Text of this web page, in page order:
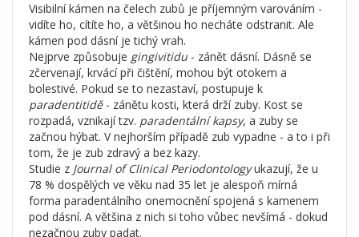
Visibilní kámen na čelech zubů je příjemným varováním -
vidíte ho, cítíte ho, a většinou ho necháte odstranit. Ale
kámen pod dásní je tichý vrah.
Nejprve způsobuje gingivitidu - zánět dásní. Dásně se
zčervenají, krvácí při čištění, mohou být otokem a
bolestivé. Pokud se to nezastaví, postupuje k
paradentitidě- zánětu kosti, která drží zuby. Kost se
rozpadá, vznikají tzv. paradentální kapsy, a zuby se
začnou hýbat. V nejhorším případě zub vypadne - a to i při
tom, že je zub zdravý a bez kazy.
Studie z Journal of Clinical Periodontologyukazují, že u
78 % dospělých ve věku nad 35 let je alespoň mírná
forma paradentálního onemocnění spojená s kamenem
pod dásní. A většina z nich si toho vůbec nevšímá - dokud
nezačnou zuby padat.